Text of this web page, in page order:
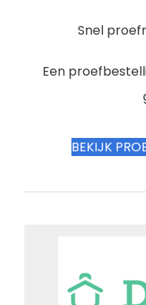
Snel
Een
BEKIJK